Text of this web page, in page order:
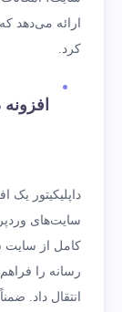
ارائه می‌دهد
کرد.
افزونه
داپلیکیتور
سایت‌های
کامل از سایت
رسانه را
انتقال داد.